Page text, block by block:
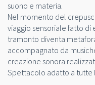
suono e materia.
Nel momento del
viaggio sensoriale fatto di
tramonto diventa
accompagnato da
creazione sonora
Spettacolo adatto a tutte